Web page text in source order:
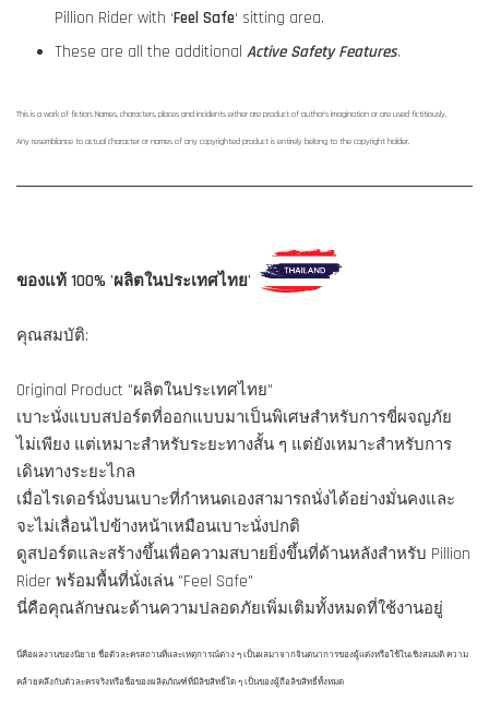
Pillion Rider with ‘Feel Safe‘ sitting area.
These are all the additional Active Safety Features.
This is a work of fiction. Names, characters, places and incidents either are product of author's imagination or are used fictitiously.
Any resemblance to actual character or names of any copyrighted product is entirely belong to the copyright holder.
ของแท้ 100% 'ผลิตในประเทศไทย'
คุณสมบัติ:
Original Product "ผลิตในประเทศไทย"
เบาะนั่งแบบสปอร์ตที่ออกแบบมาเป็นพิเศษสำหรับการขี่ผจญภัย
ไม่เพียง แต่เหมาะสำหรับระยะทางสั้น ๆ แต่ยังเหมาะสำหรับการ
เดินทางระยะไกล
เมื่อไรเดอร์นั่งบนเบาะที่กำหนดเองสามารถนั่งได้อย่างมั่นคงและ
จะไม่เลื่อนไปข้างหน้าเหมือนเบาะนั่งปกติ
ดูสปอร์ตและสร้างขึ้นเพื่อความสบายยิ่งขึ้นที่ด้านหลังสำหรับ Pillion
Rider พร้อมพื้นที่นั่งเล่น "Feel Safe"
นี่คือคุณลักษณะด้านความปลอดภัยเพิ่มเติมทั้งหมดที่ใช้งานอยู่
นี่คือผลงานของนิยาย ชื่อตัวละครสถานที่และเหตุการณ์ต่าง ๆ เป็นผลมาจากจินตนาการของผู้แต่งหรือใช้ในเชิงสมมติ ความ
คล้ายคลึงกับตัวละครจริงหรือชื่อของผลิตภัณฑ์ที่มีลิขสิทธิ์ใด ๆ เป็นของผู้ถือลิขสิทธิ์ทั้งหมด